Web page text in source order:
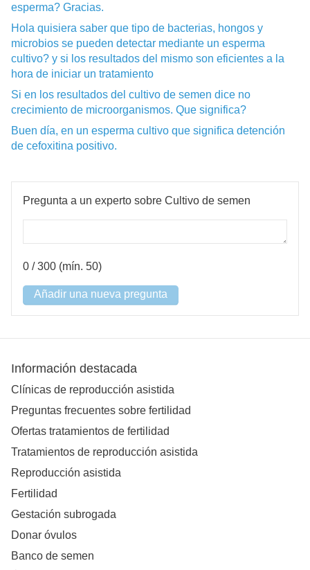
esperma? Gracias.
Hola quisiera saber que tipo de bacterias, hongos y
microbios se pueden detectar mediante un esperma
cultivo? y si los resultados del mismo son eficientes a la
hora de iniciar un tratamiento
Si en los resultados del cultivo de semen dice no
crecimiento de microorganismos. Que significa?
Buen día, en un esperma cultivo que significa detención
de cefoxitina positivo.
Pregunta a un experto sobre Cultivo de semen
0 / 300 (mín. 50)
Añadir una nueva pregunta
Información destacada
Clínicas de reproducción asistida
Preguntas frecuentes sobre fertilidad
Ofertas tratamientos de fertilidad
Tratamientos de reproducción asistida
Reproducción asistida
Fertilidad
Gestación subrogada
Donar óvulos
Banco de semen